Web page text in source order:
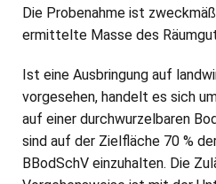
Die Probenahme ist
ermittelte Masse des
Ist eine Ausbringung auf
vorgesehen, handelt es sich
auf einer durchwurzelbaren
sind auf der Zielfläche 70 %
BBodSchV einzuhalten. Die